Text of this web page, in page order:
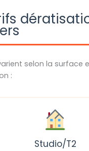
selon la surface
:
Studio/T2